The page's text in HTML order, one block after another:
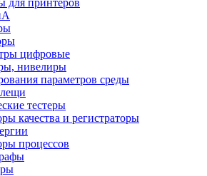
цифровые
нивелиры
параметров среды
тестеры
качества и регистраторы
процессов